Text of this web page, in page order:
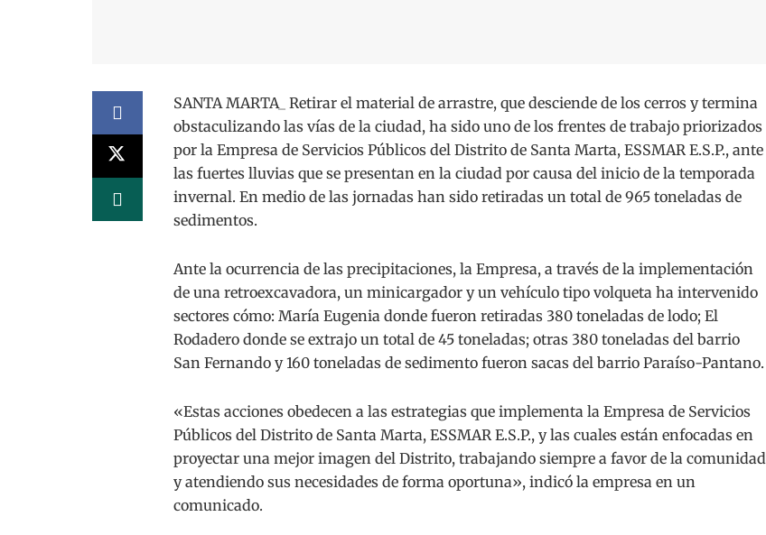
SANTA MARTA_ Retirar el material de arrastre, que desciende de los cerros y termina
obstaculizando las vías de la ciudad, ha sido uno de los frentes de trabajo priorizados
por la Empresa de Servicios Públicos del Distrito de Santa Marta, ESSMAR E.S.P., ante
las fuertes lluvias que se presentan en la ciudad por causa del inicio de la temporada
invernal. En medio de las jornadas han sido retiradas un total de 965 toneladas de
sedimentos.
Ante la ocurrencia de las precipitaciones, la Empresa, a través de la implementación
de una retroexcavadora, un minicargador y un vehículo tipo volqueta ha intervenido
sectores cómo: María Eugenia donde fueron retiradas 380 toneladas de lodo; El
Rodadero donde se extrajo un total de 45 toneladas; otras 380 toneladas del barrio
San Fernando y 160 toneladas de sedimento fueron sacas del barrio Paraíso-Pantano.
«Estas acciones obedecen a las estrategias que implementa la Empresa de Servicios
Públicos del Distrito de Santa Marta, ESSMAR E.S.P., y las cuales están enfocadas en
proyectar una mejor imagen del Distrito, trabajando siempre a favor de la comunidad
y atendiendo sus necesidades de forma oportuna», indicó la empresa en un
comunicado.